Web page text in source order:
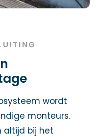
wordt
monteurs.
altijd bij het